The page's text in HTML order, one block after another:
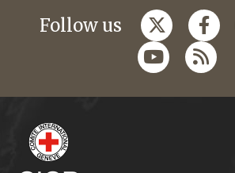
Follow us